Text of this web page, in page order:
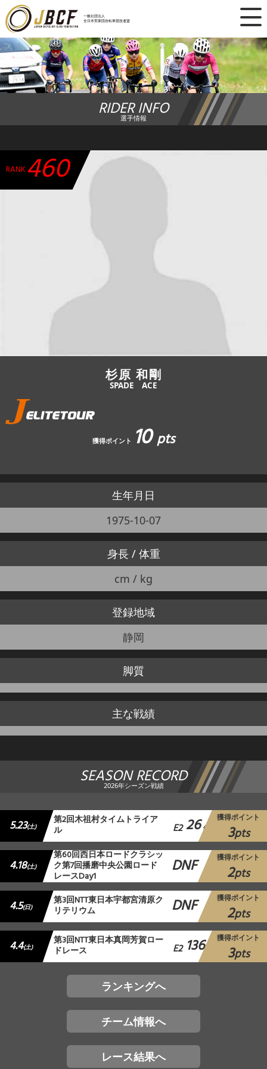
一般社団法人
全日本実業団自転車競技連盟
×
ニュース
レース日程
ランキング
チーム・選手
加盟・登録
エントリー
JBCF ROAD SERIESとは
RIDER INFO
選手情報
RANK460
杉原 和剛
SPADE ACE
獲得ポイント 10pts
生年月日
1975-10-07
身長 / 体重
cm / kg
登録地域
静岡
脚質
主な戦績
SEASON RECORD
2026年シーズン戦績
5.23(土) 第2回木祖村タイムトライア
ル E2 26 位
獲得ポイント
3pts
4.18(土)
第60回西日本ロードクラシッ
ク第7回播磨中央公園ロード
レースDay1 DNF 獲得ポイント
2pts
4.5(日) 第3回NTT東日本宇都宮清原ク
リテリウム DNF 獲得ポイント
2pts
4.4(土) 第3回NTT東日本真岡芳賀ロー
ドレース E2 136 獲得ポイント
3pts
ランキングへ
チーム情報へ
レース結果へ